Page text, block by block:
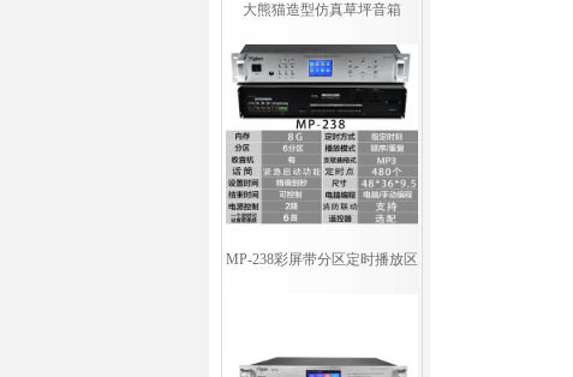
大熊猫造型仿真草坪音箱
MP-238彩屏带分区定时播放区